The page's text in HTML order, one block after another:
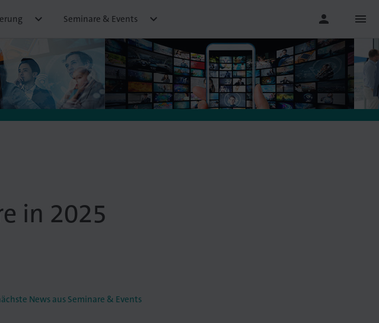
 Seminare & Events  person menu
in 2025
News aus Seminare & Events